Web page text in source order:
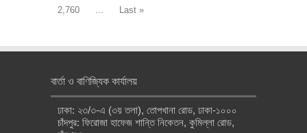
2,760
Last »
বার্তা ও বাণিজ্যিক কার্যালয়
ঢাকা: ২৩/৩-এ (৩য় তলা), তোপখানা রোড, ঢাকা-১০০০
চাঁদপুর: ফিরোজা হাফেজ শান্তি নিকেতন, কুমিল্লা রোড,